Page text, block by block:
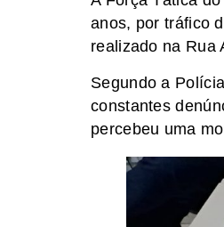
anos, por tráfico
realizado na Rua
Segundo a
constantes
percebeu uma